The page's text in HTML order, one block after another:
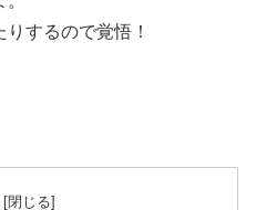
するので覚悟！